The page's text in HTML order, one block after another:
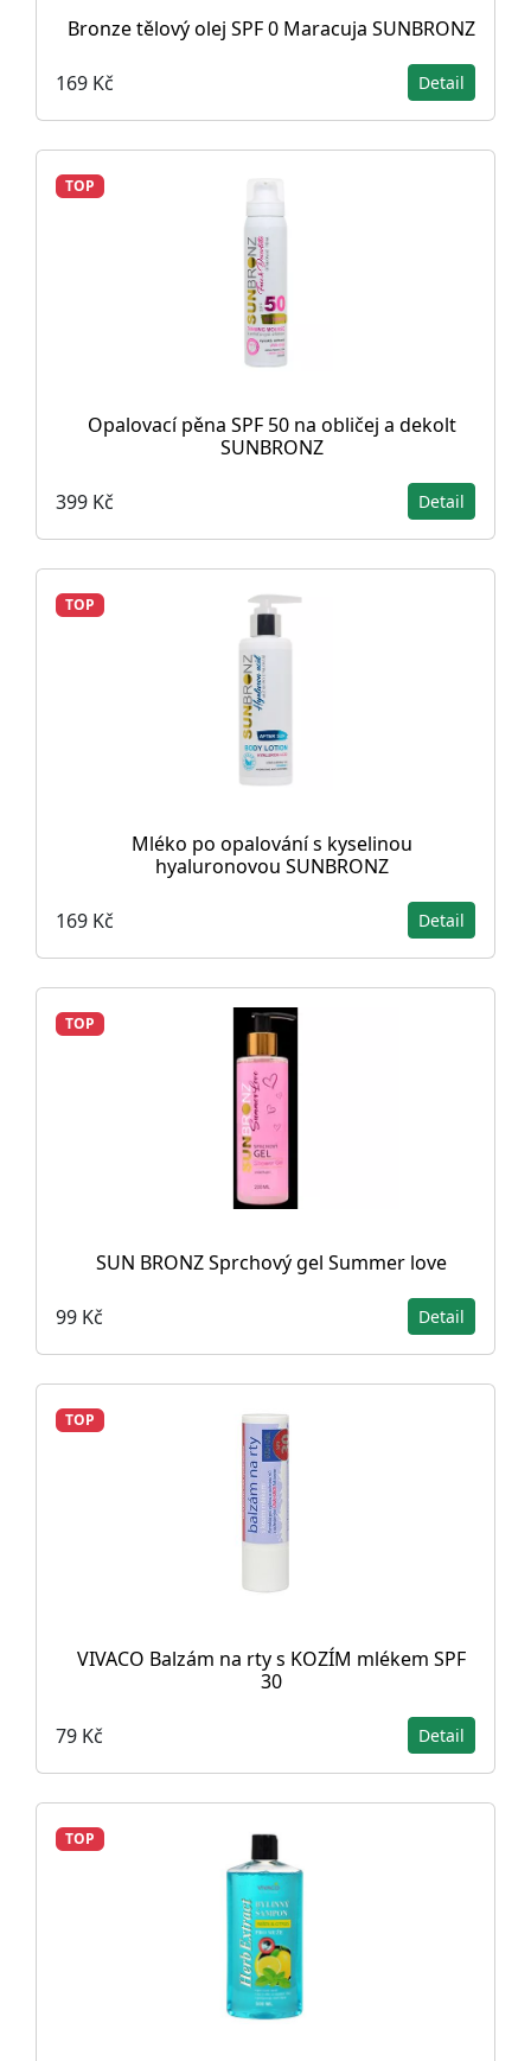
Bronze tělový olej SPF 0 Maracuja SUNBRONZ
169 Kč Detail
TOP
Opalovací pěna SPF 50 na obličej a dekolt
SUNBRONZ
399 Kč Detail
TOP
Mléko po opalování s kyselinou
hyaluronovou SUNBRONZ
169 Kč Detail
TOP
SUN BRONZ Sprchový gel Summer love
99 Kč Detail
TOP
VIVACO Balzám na rty s KOZÍM mlékem SPF
30
79 Kč Detail
TOP